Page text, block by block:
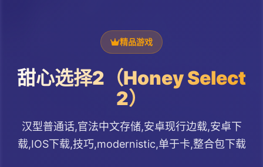
精品游戏
甜心选择2（Honey Select
2）
汉型普通话,官法中文存储,安卓现行边载,安卓下
载,IOS下载,技巧,modernistic,单于卡,整合包下载